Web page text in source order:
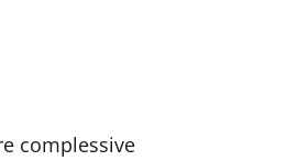
complessive